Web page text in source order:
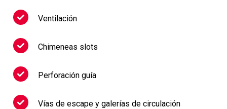
Ventilación
Chimeneas slots
Perforación guía
Vías de escape y galerías de circulación